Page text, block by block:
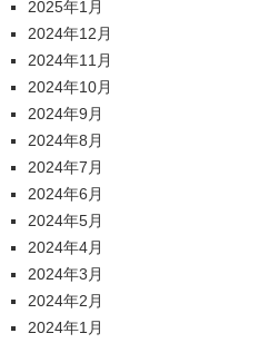
2025年1月
2024年12月
2024年11月
2024年10月
2024年9月
2024年8月
2024年7月
2024年6月
2024年5月
2024年4月
2024年3月
2024年2月
2024年1月